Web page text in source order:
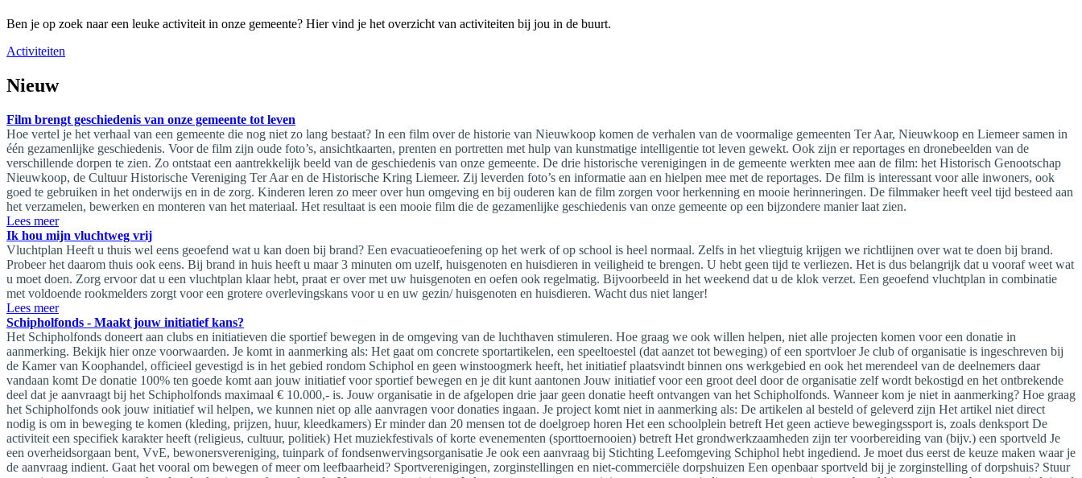
Ben je op zoek naar een leuke activiteit in onze gemeente? Hier vind je het overzicht van activiteiten bij jou in de buurt.
Activiteiten
Nieuw
Film brengt geschiedenis van onze gemeente tot leven
Hoe vertel je het verhaal van een gemeente die nog niet zo lang bestaat? In een film over de historie van Nieuwkoop komen de verhalen van de voormalige gemeenten Ter Aar, Nieuwkoop en Liemeer samen in
één gezamenlijke geschiedenis. Voor de film zijn oude foto’s, ansichtkaarten, prenten en portretten met hulp van kunstmatige intelligentie tot leven gewekt. Ook zijn er reportages en dronebeelden van de
verschillende dorpen te zien. Zo ontstaat een aantrekkelijk beeld van de geschiedenis van onze gemeente. De drie historische verenigingen in de gemeente werkten mee aan de film: het Historisch Genootschap
Nieuwkoop, de Cultuur Historische Vereniging Ter Aar en de Historische Kring Liemeer. Zij leverden foto’s en informatie aan en hielpen mee met de reportages. De film is interessant voor alle inwoners, ook
goed te gebruiken in het onderwijs en in de zorg. Kinderen leren zo meer over hun omgeving en bij ouderen kan de film zorgen voor herkenning en mooie herinneringen. De filmmaker heeft veel tijd besteed aan
het verzamelen, bewerken en monteren van het materiaal. Het resultaat is een mooie film die de gezamenlijke geschiedenis van onze gemeente op een bijzondere manier laat zien.
Lees meer
Ik hou mijn vluchtweg vrij
Vluchtplan Heeft u thuis wel eens geoefend wat u kan doen bij brand? Een evacuatieoefening op het werk of op school is heel normaal. Zelfs in het vliegtuig krijgen we richtlijnen over wat te doen bij brand.
Probeer het daarom thuis ook eens. Bij brand in huis heeft u maar 3 minuten om uzelf, huisgenoten en huisdieren in veiligheid te brengen. U hebt geen tijd te verliezen. Het is dus belangrijk dat u vooraf weet wat
u moet doen. Zorg ervoor dat u een vluchtplan klaar hebt, praat er over met uw huisgenoten en oefen ook regelmatig. Bijvoorbeeld in het weekend dat u de klok verzet. Een geoefend vluchtplan in combinatie
met voldoende rookmelders zorgt voor een grotere overlevingskans voor u en uw gezin/ huisgenoten en huisdieren. Wacht dus niet langer!
Lees meer
Schipholfonds - Maakt jouw initiatief kans?
Het Schipholfonds doneert aan clubs en initiatieven die sportief bewegen in de omgeving van de luchthaven stimuleren. Hoe graag we ook willen helpen, niet alle projecten komen voor een donatie in
aanmerking. Bekijk hier onze voorwaarden. Je komt in aanmerking als: Het gaat om concrete sportartikelen, een speeltoestel (dat aanzet tot beweging) of een sportvloer Je club of organisatie is ingeschreven bij
de Kamer van Koophandel, officieel gevestigd is in het gebied rondom Schiphol en geen winstoogmerk heeft, het initiatief plaatsvindt binnen ons werkgebied en ook het merendeel van de deelnemers daar
vandaan komt De donatie 100% ten goede komt aan jouw initiatief voor sportief bewegen en je dit kunt aantonen Jouw initiatief voor een groot deel door de organisatie zelf wordt bekostigd en het ontbrekende
deel dat je aanvraagt bij het Schipholfonds maximaal € 10.000,- is. Jouw organisatie in de afgelopen drie jaar geen donatie heeft ontvangen van het Schipholfonds. Wanneer kom je niet in aanmerking? Hoe graag
het Schipholfonds ook jouw initiatief wil helpen, we kunnen niet op alle aanvragen voor donaties ingaan. Je project komt niet in aanmerking als: De artikelen al besteld of geleverd zijn Het artikel niet direct
nodig is om in beweging te komen (kleding, prijzen, huur, kleedkamers) Er minder dan 20 mensen tot de doelgroep horen Het een schoolplein betreft Het geen actieve bewegingssport is, zoals denksport De
activiteit een specifiek karakter heeft (religieus, cultuur, politiek) Het muziekfestivals of korte evenementen (sporttoernooien) betreft Het grondwerkzaamheden zijn ter voorbereiding van (bijv.) een sportveld Je
een overheidsorgaan bent, VvE, bewonersvereniging, tuinpark of fondsenwervingsorganisatie Je ook een aanvraag bij Stichting Leefomgeving Schiphol hebt ingediend. Je moet dus eerst de keuze maken waar je
de aanvraag indient. Gaat het vooral om bewegen of meer om leefbaarheid? Sportverenigingen, zorginstellingen en niet-commerciële dorpshuizen Een openbaar sportveld bij je zorginstelling of dorpshuis? Stuur